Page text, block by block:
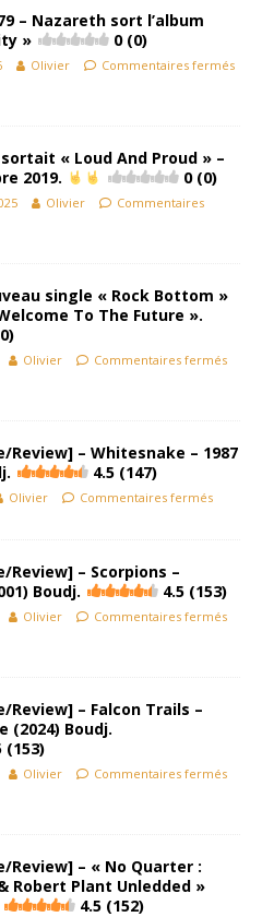
– Nazareth sort l’album
»
0 (0)
Olivier Commentaires fermés
« Loud And Proud » –
2019.
0 (0)
Olivier
Commentaires
single « Rock Bottom »
To The Future ».
Olivier Commentaires fermés
Review] – Whitesnake – 1987
4.5 (147)
Olivier Commentaires fermés
Review] – Scorpions –
Boudj.
4.5 (153)
Olivier Commentaires fermés
Review] – Falcon Trails –
(2024) Boudj.
(153)
Olivier Commentaires fermés
Review] – « No Quarter :
Robert Plant Unledded »
4.5 (152)